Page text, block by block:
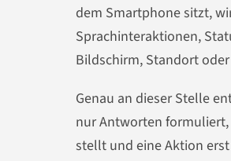
dem Smartphone sitzt,
Sprachinteraktionen,
Bildschirm, Standort
Genau an dieser Stelle
nur Antworten formuliert,
stellt und eine Aktion